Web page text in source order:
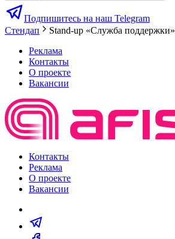
Подпишитесь на наш Telegram
Стендап
Stand-up «Служба поддержки»
Реклама
Контакты
О проекте
Вакансии
Контакты
Реклама
О проекте
Вакансии